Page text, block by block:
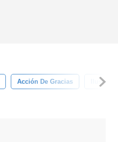
Acción De Gracias